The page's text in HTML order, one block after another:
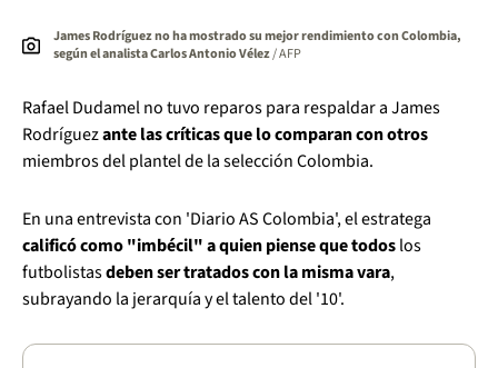
James Rodríguez no ha mostrado su mejor rendimiento con Colombia,
según el analista Carlos Antonio Vélez/ AFP
Rafael Dudamel no tuvo reparos para respaldar a James
Rodríguezante las críticas que lo comparan con otros
miembros del plantel de la selección Colombia.
En una entrevista con 'Diario AS Colombia', el estratega
calificó como "imbécil" a quien piense que todoslos
futbolistasdeben ser tratados con la misma vara,
subrayando la jerarquía y el talento del '10'.